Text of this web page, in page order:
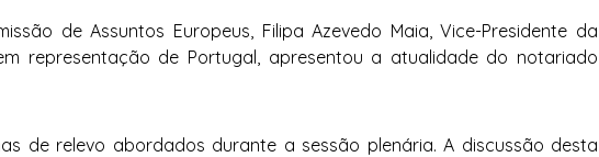
de Assuntos Europeus, Filipa Azevedo Maia, Vice-Presidente da
representação de Portugal, apresentou a atualidade do notariado
de relevo abordados durante a sessão plenária. A discussão desta